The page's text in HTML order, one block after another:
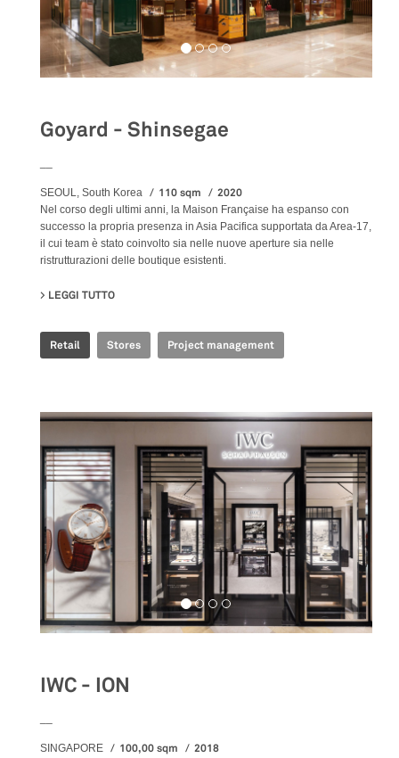
Goyard - Shinsegae
SEOUL, South Korea 110 sqm 2020
Nel corso degli ultimi anni, la Maison Française ha espanso con
successo la propria presenza in Asia Pacifica supportata da Area-17,
il cui team è stato coinvolto sia nelle nuove aperture sia nelle
ristrutturazioni delle boutique esistenti.
LEGGI TUTTO
Retail Stores Project management
IWC - ION
SINGAPORE 100,00 sqm 2018